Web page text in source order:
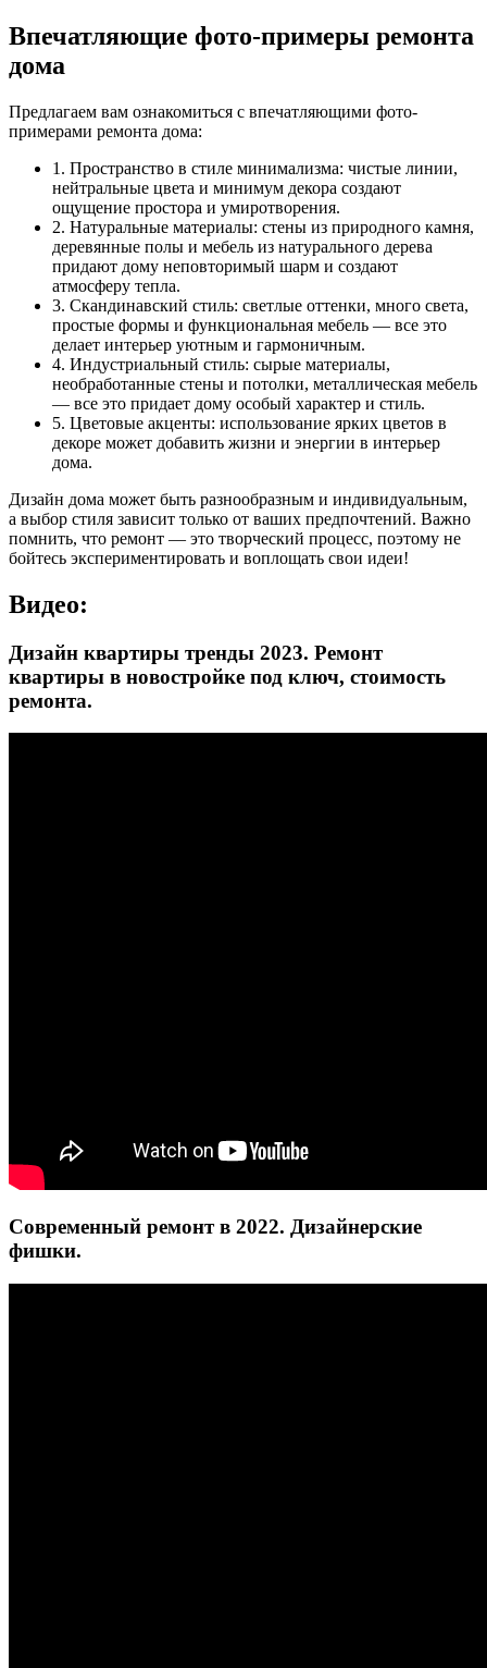
Впечатляющие фото-примеры ремонта
дома
Предлагаем вам ознакомиться с впечатляющими фото-
примерами ремонта дома:
1. Пространство в стиле минимализма: чистые линии,
нейтральные цвета и минимум декора создают
ощущение простора и умиротворения.
2. Натуральные материалы: стены из природного камня,
деревянные полы и мебель из натурального дерева
придают дому неповторимый шарм и создают
атмосферу тепла.
3. Скандинавский стиль: светлые оттенки, много света,
простые формы и функциональная мебель — все это
делает интерьер уютным и гармоничным.
4. Индустриальный стиль: сырые материалы,
необработанные стены и потолки, металлическая мебель
— все это придает дому особый характер и стиль.
5. Цветовые акценты: использование ярких цветов в
декоре может добавить жизни и энергии в интерьер
дома.
Дизайн дома может быть разнообразным и индивидуальным,
а выбор стиля зависит только от ваших предпочтений. Важно
помнить, что ремонт — это творческий процесс, поэтому не
бойтесь экспериментировать и воплощать свои идеи!
Видео:
Дизайн квартиры тренды 2023. Ремонт
квартиры в новостройке под ключ, стоимость
ремонта.
Современный ремонт в 2022. Дизайнерские
фишки.